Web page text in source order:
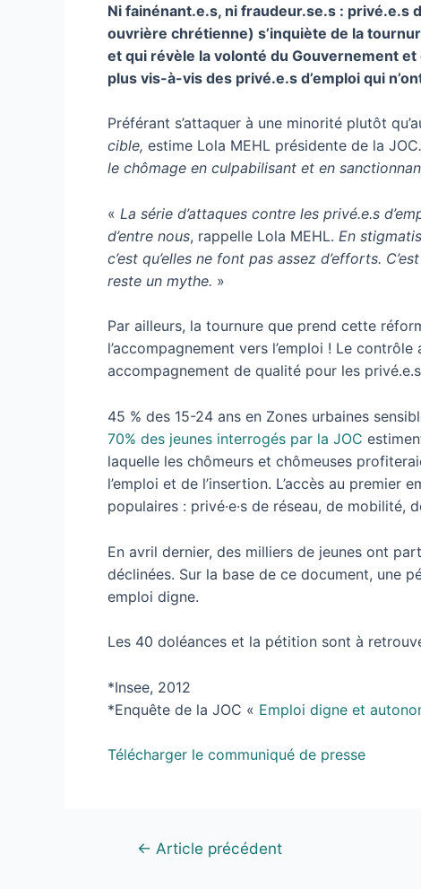
Ni fainénant.e.s, ni fraudeur.se.s : privé.e.s
ouvrière chrétienne) s’inquiète de la
et qui révèle la volonté du Gouvernement
plus vis-à-vis des privé.e.s d’emploi qui
Préférant s’attaquer à une minorité plutôt
cible, estime Lola MEHL présidente de la JOC
le chômage en culpabilisant et en
« La série d’attaques contre les privé.e.s
d’entre nous, rappelle Lola MEHL. En
c’est qu’elles ne font pas assez d’efforts.
reste un mythe. »
Par ailleurs, la tournure que prend cette
l’accompagnement vers l’emploi ! Le
accompagnement de qualité pour les
45 % des 15-24 ans en Zones urbaines
70% des jeunes interrogés par la JOC
laquelle les chômeurs et chômeuses
l’emploi et de l’insertion. L’accès au
populaires : privé·e·s de réseau, de mobilité,
En avril dernier, des milliers de jeunes ont
déclinées. Sur la base de ce document, une
emploi digne.
Les 40 doléances et la pétition sont à
*Insee, 2012
*Enquête de la JOC « Emploi digne et
Télécharger le communiqué de presse
← Article précédent